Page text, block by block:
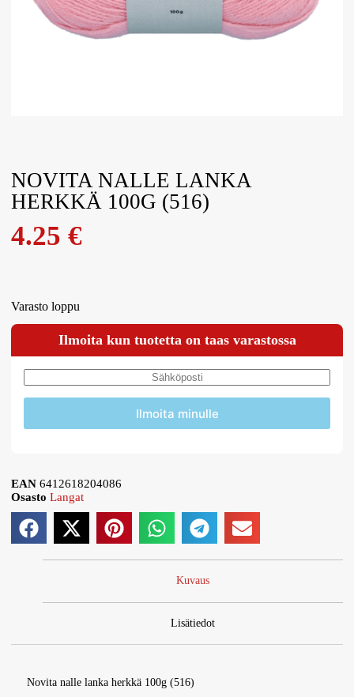
NOVITA NALLE LANKA
HERKKÄ 100G (516)
4.25€
Varasto loppu
Ilmoita kun tuotetta on taas varastossa
Ilmoita minulle
EAN6412618204086
Osasto Langat
Kuvaus
Lisätiedot
Novita nalle lanka herkkä 100g (516)